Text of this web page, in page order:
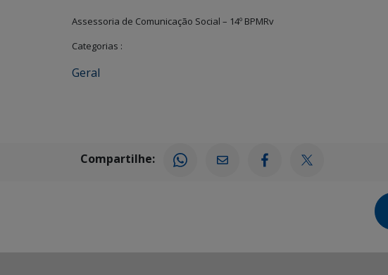
Assessoria de Comunicação Social – 14º BPMRv
Categorias :
Geral
Compartilhe: